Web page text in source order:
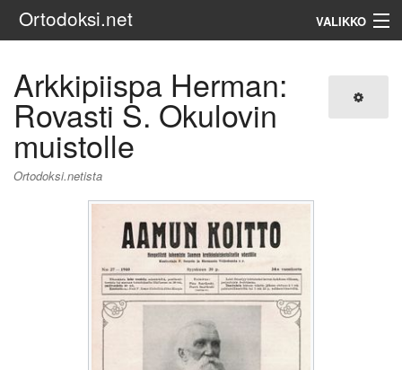
Ortodoksi.net VALIKKO
Haku
Arkkipiispa Herman:
Rovasti S. Okulovin
muistolle
Ortodoksi.netista